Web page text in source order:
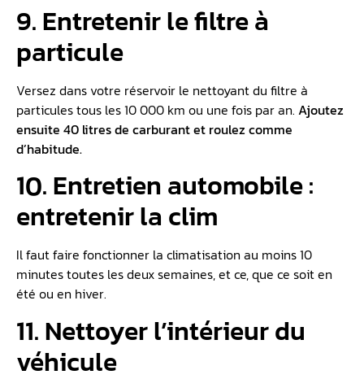
9. Entretenir le filtre à
particule
Versez dans votre réservoir le nettoyant du filtre à
particules tous les 10 000 km ou une fois par an. Ajoutez
ensuite 40 litres de carburant et roulez comme
d’habitude.
10. Entretien automobile :
entretenir la clim
Il faut faire fonctionner la climatisation au moins 10
minutes toutes les deux semaines, et ce, que ce soit en
été ou en hiver.
11. Nettoyer l’intérieur du
véhicule